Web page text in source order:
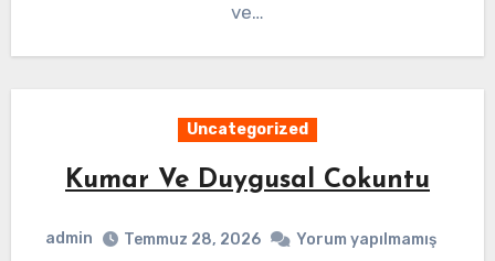
ve…
Uncategorized
Kumar Ve Duygusal Cokuntu
admin Temmuz 28, 2026 Yorum yapılmamış